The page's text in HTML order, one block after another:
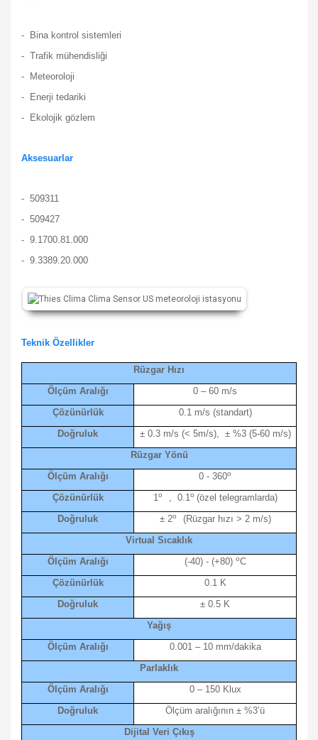
- Bina kontrol sistemleri
- Trafik mühendisliği
- Meteoroloji
- Enerji tedariki
- Ekolojik gözlem
Aksesuarlar
- 509311
- 509427
- 9.1700.81.000
- 9.3389.20.000
Teknik Özellikler
Rüzgar Hızı
Ölçüm Aralığı
0 – 60 m/s
Çözünürlük
0.1 m/s (standart)
Doğruluk
± 0.3 m/s (< 5m/s), ± %3 (5-60 m/s)
Rüzgar Yönü
Ölçüm Aralığı
0 - 360o
Çözünürlük 1o , 0.1o (özel telegramlarda)
Doğruluk
± 2o (Rüzgar hızı > 2 m/s)
Virtual Sıcaklık
Ölçüm Aralığı
(-40) - (+80) oC
Çözünürlük
0.1 K
Doğruluk
± 0.5 K
Yağış
Ölçüm Aralığı
0.001 – 10 mm/dakika
Parlaklık
Ölçüm Aralığı
0 – 150 Klux
Doğruluk
Ölçüm aralığının ± %3’ü
Dijital Veri Çıkış